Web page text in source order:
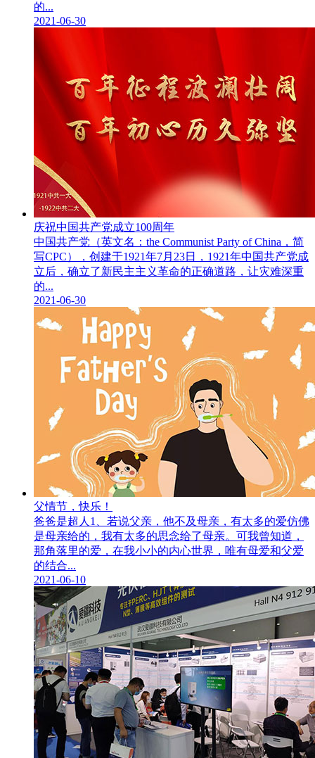
的...
2021-06-30
庆祝中国共产党成立100周年
中国共产党（英文名：the Communist Party of China，简
写CPC），创建于1921年7月23日，1921年中国共产党成
立后，确立了新民主主义革命的正确道路，让灾难深重
的...
2021-06-30
父情节，快乐！
爸爸是超人1、若说父亲，他不及母亲，有太多的爱仿佛
是母亲给的，我有太多的思念给了母亲。可我曾知道，
那角落里的爱，在我小小的内心世界，唯有母爱和父爱
的结合...
2021-06-10